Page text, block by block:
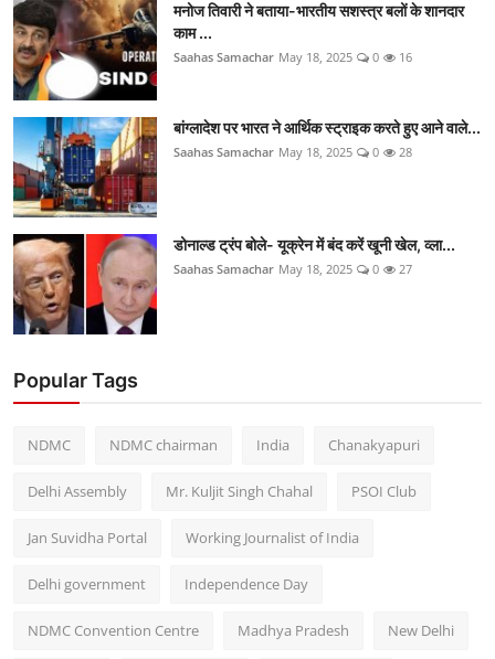
मनोज तिवारी ने बताया-भारतीय सशस्त्र बलों के शानदार
काम ...
Saahas Samachar May 18, 2025 0 16
बांग्लादेश पर भारत ने आर्थिक स्ट्राइक करते हुए आने वाले...
Saahas Samachar May 18, 2025 0 28
डोनाल्ड ट्रंप बोले- यूक्रेन में बंद करें खूनी खेल, व्ला...
Saahas Samachar May 18, 2025 0 27
Popular Tags
NDMC NDMC chairman India Chanakyapuri
Delhi Assembly Mr. Kuljit Singh Chahal PSOI Club
Jan Suvidha Portal Working Journalist of India
Delhi government Independence Day
NDMC Convention Centre Madhya Pradesh New Delhi